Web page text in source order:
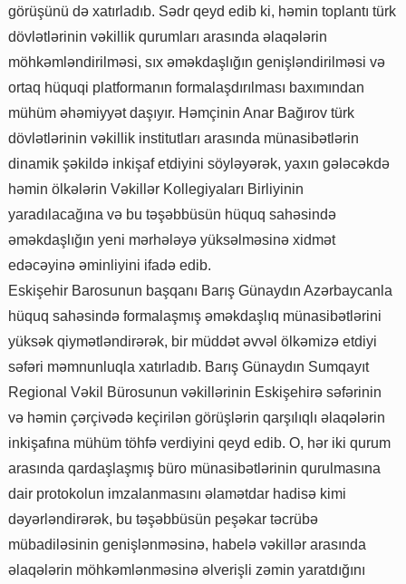
görüşünü də xatırladıb. Sədr qeyd edib ki, həmin toplantı türk
dövlətlərinin vəkillik qurumları arasında əlaqələrin
möhkəmləndirilməsi, sıx əməkdaşlığın genişləndirilməsi və
ortaq hüquqi platformanın formalaşdırılması baxımından
mühüm əhəmiyyət daşıyır. Həmçinin Anar Bağırov türk
dövlətlərinin vəkillik institutları arasında münasibətlərin
dinamik şəkildə inkişaf etdiyini söyləyərək, yaxın gələcəkdə
həmin ölkələrin Vəkillər Kollegiyaları Birliyinin
yaradılacağına və bu təşəbbüsün hüquq sahəsində
əməkdaşlığın yeni mərhələyə yüksəlməsinə xidmət
edəcəyinə əminliyini ifadə edib.
Eskişehir Barosunun başqanı Barış Günaydın Azərbaycanla
hüquq sahəsində formalaşmış əməkdaşlıq münasibətlərini
yüksək qiymətləndirərək, bir müddət əvvəl ölkəmizə etdiyi
səfəri məmnunluqla xatırladıb. Barış Günaydın Sumqayıt
Regional Vəkil Bürosunun vəkillərinin Eskişehirə səfərinin
və həmin çərçivədə keçirilən görüşlərin qarşılıqlı əlaqələrin
inkişafına mühüm töhfə verdiyini qeyd edib. O, hər iki qurum
arasında qardaşlaşmış büro münasibətlərinin qurulmasına
dair protokolun imzalanmasını əlamətdar hadisə kimi
dəyərləndirərək, bu təşəbbüsün peşəkar təcrübə
mübadiləsinin genişlənməsinə, habelə vəkillər arasında
əlaqələrin möhkəmlənməsinə əlverişli zəmin yaratdığını